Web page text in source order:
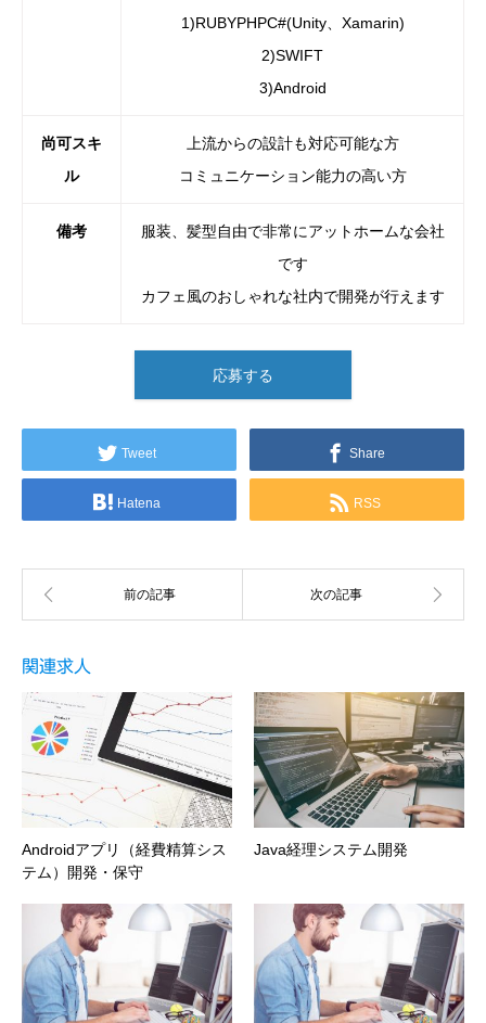
1)RUBYPHPC#(Unity、Xamarin)
2)SWIFT
3)Android
尚可スキ
ル
上流からの設計も対応可能な方
コミュニケーション能力の高い方
備考
服装、髪型自由で非常にアットホームな会社
です
カフェ風のおしゃれな社内で開発が行えます
応募する
Tweet Share
Hatena RSS
関連求人
Androidアプリ（経費精算シス
テム）開発・保守
Java経理システム開発